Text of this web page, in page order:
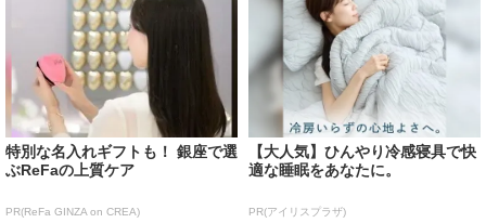
特別な名入れギフトも！ 銀座で選
ぶReFaの上質ケア
PR(ReFa GINZA on CREA)
【大人気】ひんやり冷感寝具で快
適な睡眠をあなたに。
PR(アイリスプラザ)